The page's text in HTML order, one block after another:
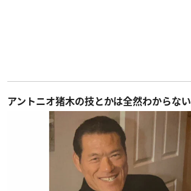
アントニオ猪木の技とかは全然わからない